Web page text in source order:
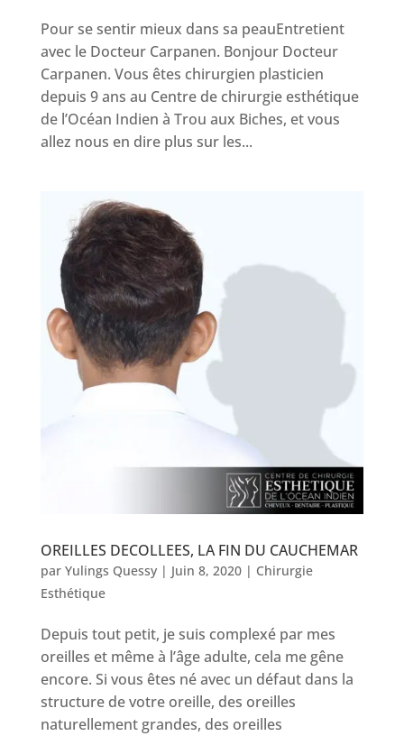
Pour se sentir mieux dans sa peauEntretient
avec le Docteur Carpanen. Bonjour Docteur
Carpanen. Vous êtes chirurgien plasticien
depuis 9 ans au Centre de chirurgie esthétique
de l’Océan Indien à Trou aux Biches, et vous
allez nous en dire plus sur les...
OREILLES DECOLLEES, LA FIN DU CAUCHEMAR
par Yulings Quessy| Juin 8, 2020| Chirurgie
Esthétique
Depuis tout petit, je suis complexé par mes
oreilles et même à l’âge adulte, cela me gêne
encore. Si vous êtes né avec un défaut dans la
structure de votre oreille, des oreilles
naturellement grandes, des oreilles